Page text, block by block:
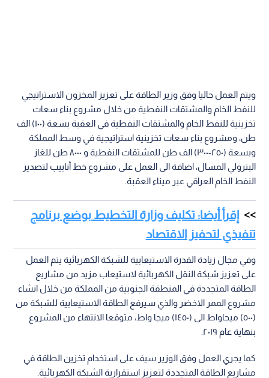
ويتم العمل حاليا وفق وزير الطاقة على تعزيز المخزون الاستراتيجي
للنفط الخام والمشتقات النفطية من خلال مشروع بناء سعات
تخزينية للنفط الخام والمشتقات النفطية في العقبة بسعة (١٠٠) الف
طن، ومشروع بناء سعات تخزينية استراتيجية في وسط المملكة
وبسعة (٢٥٠-٣٠٠) الف طن للمشتقات النفطية و ٨٠٠٠ طن للغاز
البترولي المسال، اضافة الى العمل على مشروع خط أنابيب لتصدير
النفط الخام العراقي عبر ميناء العقبة.
إقرأ أيضا: تكليف وزارة التخطيط بوضع برنامج
تنفيذي لتحفيز الاقتصاد
وفي مجال زيادة القدرة الاستيعابية للشبكة الكهربائية يتم العمل
على تعزيز شبكة النقل الكهربائية لاستيعاب مزيد من مشاريع
الطاقة المتجددة في المنطقة الجنوبية من المملكة من خلال انشاء
مشروع الممر الاخضر والذي سيرفع الطاقة الاستيعابية للشبكة من
(٥٠٠) ميجاواط الى (١٤٥٠) ميجا واط، متوقعا الانتهاء من المشروع
بنهاية عام ٢٠١٩.
كما يجري العمل وفق الوزير سيف على استخدام تخزين الطاقة في
مشاريع الطاقة المتجددة لتعزيز استقرارية الشبكة الكهربائية.